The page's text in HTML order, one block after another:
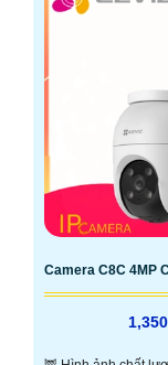
Camera C8C 4MP